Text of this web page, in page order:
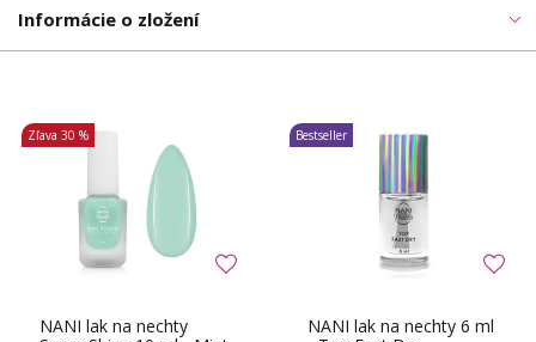
Informácie o zložení
NANI lak na nechty
Zľava 30 %
NANI lak na nechty 6 ml
Bestseller